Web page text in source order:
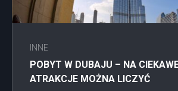
INNE
POBYT W DUBAJU – NA
ATRAKCJE MOŻNA LICZYĆ